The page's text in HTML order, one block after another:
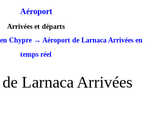
Aéroport
Arrivées et départs
Chypre → Aéroport de Larnaca Arrivées en
temps réel
Larnaca Arrivées